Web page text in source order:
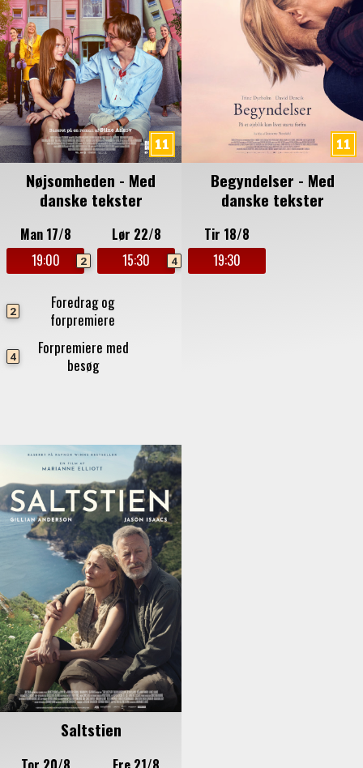
Nøjsomheden - Med
danske tekster
Man 17/8
19:00
2
Lør 22/8
15:30
4
2
Foredrag og
forpremiere
4
Forpremiere med
besøg
Begyndelser - Med
danske tekster
Tir 18/8
19:30
Saltstien